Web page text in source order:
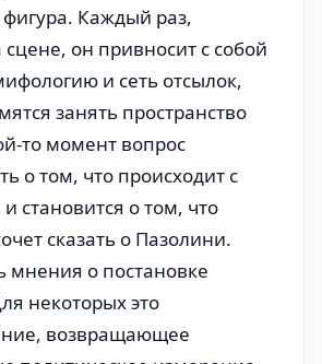
Каждый раз,
он привносит с собой
и сеть отсылок,
занять пространство
то момент вопрос
о том, что происходит с
становится о том, что
сказать о Пазолини.
мнения о постановке
некоторых это
возвращающее